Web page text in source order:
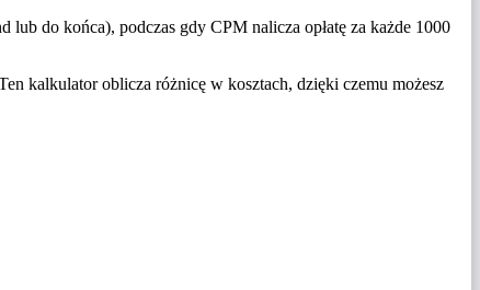
do końca), podczas gdy CPM nalicza opłatę za każde 1000
kalkulator oblicza różnicę w kosztach, dzięki czemu możesz